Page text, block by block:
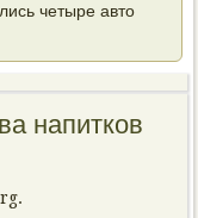
четыре авто
напитков